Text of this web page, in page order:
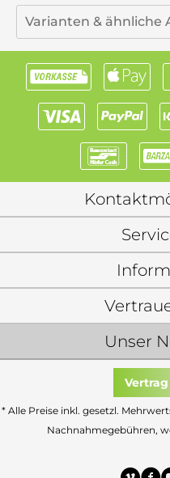
Varianten & ähnliche
Unser
* Alle Preise inkl. gesetzl.
Nachnahmegebühren,